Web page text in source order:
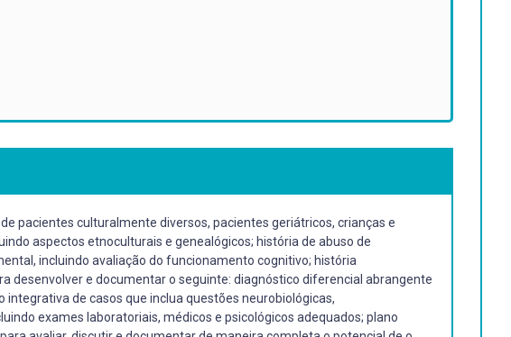
pacientes culturalmente diversos, pacientes geriátricos, crianças e
aspectos etnoculturais e genealógicos; história de abuso de
incluindo avaliação do funcionamento cognitivo; história
desenvolver e documentar o seguinte: diagnóstico diferencial abrangente
de casos que inclua questões neurobiológicas,
exames laboratoriais, médicos e psicológicos adequados; plano